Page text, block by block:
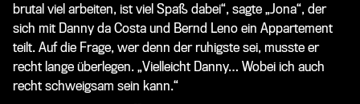
brutal viel arbeiten, ist viel Spaß dabei“, sagte „Jona“, der
sich mit Danny da Costa und Bernd Leno ein Appartement
teilt. Auf die Frage, wer denn der ruhigste sei, musste er
recht lange überlegen. „Vielleicht Danny… Wobei ich auch
recht schweigsam sein kann.“